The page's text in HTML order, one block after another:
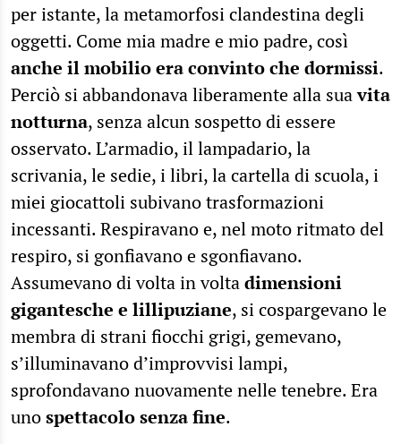
per istante, la metamorfosi clandestina degli
oggetti. Come mia madre e mio padre, così
anche il mobilio era convinto che dormissi.
Perciò si abbandonava liberamente alla suavita
notturna, senza alcun sospetto di essere
osservato. L’armadio, il lampadario, la
scrivania, le sedie, i libri, la cartella di scuola, i
miei giocattoli subivano trasformazioni
incessanti. Respiravano e, nel moto ritmato del
respiro, si gonfiavano e sgonfiavano.
Assumevano di volta in voltadimensioni
gigantesche e lillipuziane, si cospargevano le
membra di strani fiocchi grigi, gemevano,
s’illuminavano d’improvvisi lampi,
sprofondavano nuovamente nelle tenebre. Era
unospettacolo senza fine.